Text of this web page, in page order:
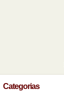
Categorias